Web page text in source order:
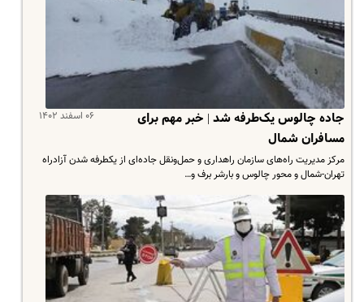
۰۶ اسفند ۱۴۰۲
جاده چالوس یک‌طرفه شد | خبر مهم برای
مسافران شمال
مرکز مدیریت راه‌های سازمان راهداری و حمل‌ونقل جاده‌ای از یکطرفه شدن آزادراه‌
تهران-شمال و محور چالوس و بارشر برف و…